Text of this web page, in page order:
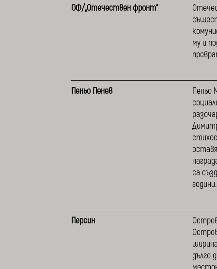
ОФ/„Отечествен фронт“
му и
Пеньо Пенев
Пеньо
са
години.
Персин
дълго